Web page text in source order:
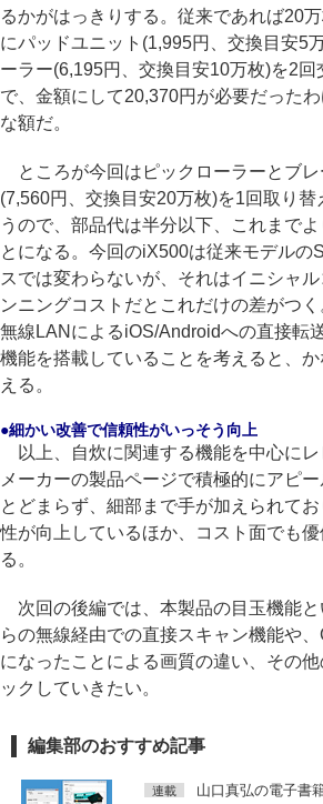
るかがはっきりする。従来であれば20
にパッドユニット(1,995円、交換目安5
ーラー(6,195円、交換目安10万枚)を2
で、金額にして20,370円が必要だった
な額だ。
ところが今回はピックローラーとブレ
(7,560円、交換目安20万枚)を1回取り替
うので、部品代は半分以下、これまで
とになる。今回のiX500は従来モデルの
スでは変わらないが、それはイニシャ
ンニングコストだとこれだけの差がつ
無線LANによるiOS/Androidへの直接転
機能を搭載していることを考えると、
える。
●細かい改善で信頼性がいっそう向上
以上、自炊に関連する機能を中心にレ
メーカーの製品ページで積極的にアピ
とどまらず、細部まで手が加えられて
性が向上しているほか、コスト面でも
る。
次回の後編では、本製品の目玉機能
らの無線経由での直接スキャン機能や
になったことによる画質の違い、その
ックしていきたい。
編集部のおすすめ記事
連載 山口真弘の電子書